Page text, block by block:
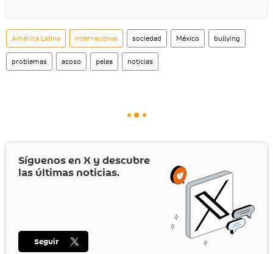
América Latina Internacional sociedad México bullying
problemas acoso pelea noticias
Síguenos en X y descubre
las últimas noticias.
Seguir